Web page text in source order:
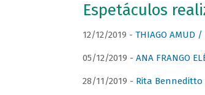
Espetáculos
12/12/2019 - THIAGO AMUD
05/12/2019 - ANA FRANGO
28/11/2019 - Rita Benneditto